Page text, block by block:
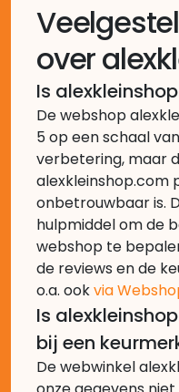
over
Is
De webshop
5 op een schaal
verbetering, maar
alexkleinshop.com
onbetrouwbaar is.
hulpmiddel om de
webshop te
de reviews en de
o.a. ookvia
Is
bij een
De webwinkel